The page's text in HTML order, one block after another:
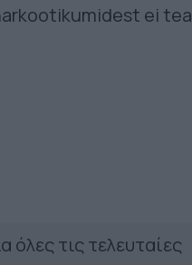
ei tea
όλες τις τελευταίες